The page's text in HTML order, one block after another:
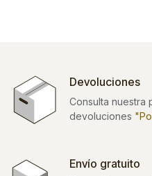
Devoluciones
Consulta nuestra
devoluciones
Envío gratuito